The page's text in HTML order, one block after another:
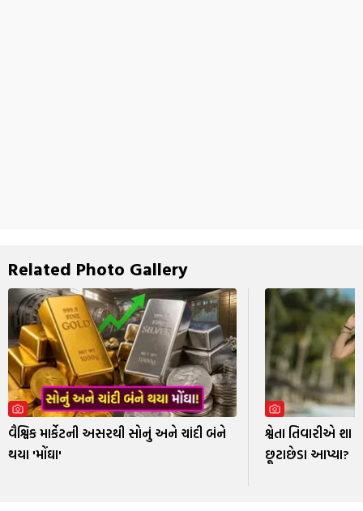
Related Photo Gallery
વૈશ્વિક માર્કેટની અસરથી સોનું અને ચાંદી બંને
થયા 'મોંઘા'
શ્વેતા તિવારીએ
છૂટાછેડા આપ્યા?